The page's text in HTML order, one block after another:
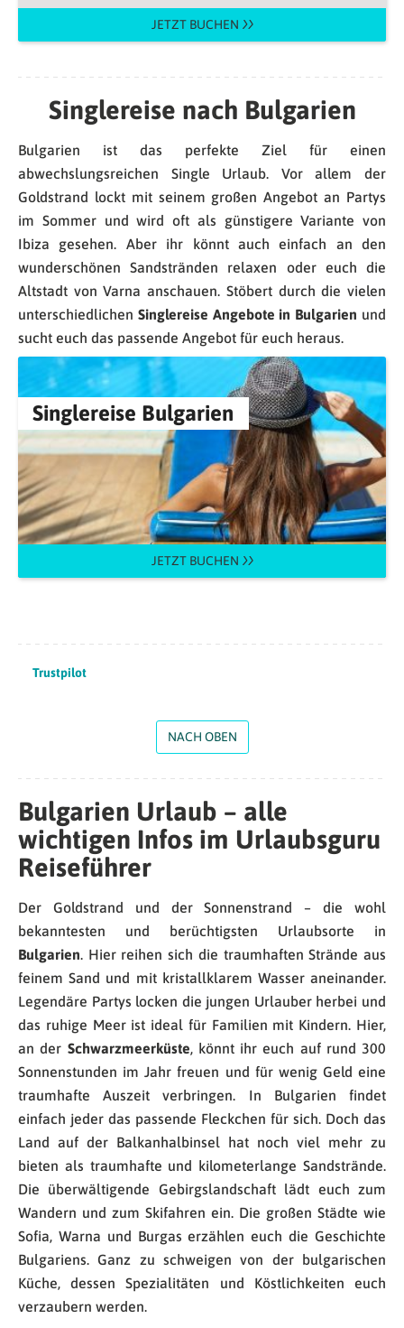
JETZT BUCHEN
Singlereise nach Bulgarien
Bulgarien ist das perfekte Ziel für einen
abwechslungsreichen Single Urlaub. Vor allem der
Goldstrand lockt mit seinem großen Angebot an Partys
im Sommer und wird oft als günstigere Variante von
Ibiza gesehen. Aber ihr könnt auch einfach an den
wunderschönen Sandstränden relaxen oder euch die
Altstadt von Varna anschauen. Stöbert durch die vielen
unterschiedlichen Singlereise Angebote in Bulgarien und
sucht euch das passende Angebot für euch heraus.
Singlereise Bulgarien
JETZT BUCHEN
Trustpilot
NACH OBEN
Bulgarien Urlaub – alle
wichtigen Infos im Urlaubsguru
Reiseführer
Der Goldstrand und der Sonnenstrand – die wohl
bekanntesten und berüchtigsten Urlaubsorte in
Bulgarien. Hier reihen sich die traumhaften Strände aus
feinem Sand und mit kristallklarem Wasser aneinander.
Legendäre Partys locken die jungen Urlauber herbei und
das ruhige Meer ist ideal für Familien mit Kindern. Hier,
an der Schwarzmeerküste, könnt ihr euch auf rund 300
Sonnenstunden im Jahr freuen und für wenig Geld eine
traumhafte Auszeit verbringen. In Bulgarien findet
einfach jeder das passende Fleckchen für sich. Doch das
Land auf der Balkanhalbinsel hat noch viel mehr zu
bieten als traumhafte und kilometerlange Sandstrände.
Die überwältigende Gebirgslandschaft lädt euch zum
Wandern und zum Skifahren ein. Die großen Städte wie
Sofia, Warna und Burgas erzählen euch die Geschichte
Bulgariens. Ganz zu schweigen von der bulgarischen
Küche, dessen Spezialitäten und Köstlichkeiten euch
verzaubern werden.